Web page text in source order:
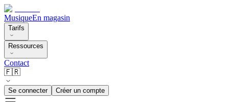
MusiqueEn magasin
Tarifs
Ressources
Contact
🇫🇷
Se connecter Créer un compte